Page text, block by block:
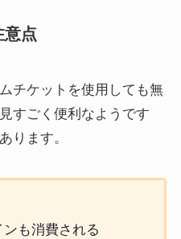
意点
チケットを使用しても無
すごく便利なようです
ります。
ンも消費される